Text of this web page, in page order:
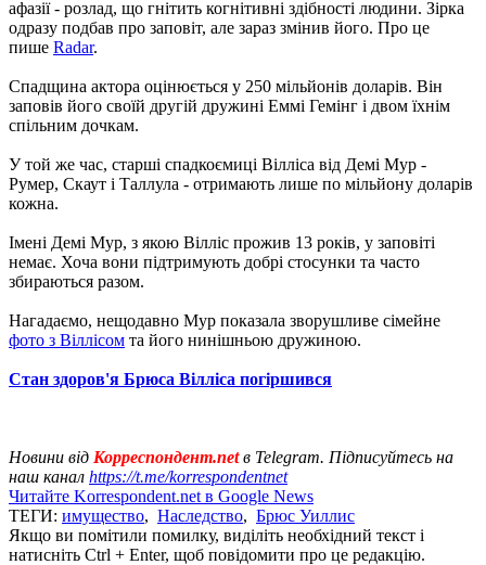
афазії - розлад, що гнітить когнітивні здібності людини. Зірка
одразу подбав про заповіт, але зараз змінив його. Про це
пише Radar.
Спадщина актора оцінюється у 250 мільйонів доларів. Він
заповів його своїй другій дружині Еммі Гемінг і двом їхнім
спільним дочкам.
У той же час, старші спадкоємиці Вілліса від Демі Мур -
Румер, Скаут і Таллула - отримають лише по мільйону доларів
кожна.
Імені Демі Мур, з якою Вілліс прожив 13 років, у заповіті
немає. Хоча вони підтримують добрі стосунки та часто
збираються разом.
Нагадаємо, нещодавно Мур показала зворушливе сімейне
фото з Віллісом та його нинішньою дружиною.
Стан здоров'я Брюса Вілліса погіршився
Новини від Корреспондент.netв Telegram. Підписуйтесь на
наш канал https://t.me/korrespondentnet
Читайте Korrespondent.net в Google News
ТЕГИ: имущество, Наследство, Брюс Уиллис
Якщо ви помітили помилку, виділіть необхідний текст і
натисніть Ctrl + Enter, щоб повідомити про це редакцію.